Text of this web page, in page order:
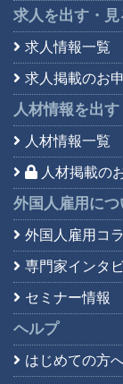
求人を出す・見
求人情報一覧
求人掲載のお
人材情報を出
人材情報一覧
人材掲載の
外国人雇用につ
外国人雇用コ
専門家インタ
セミナー情報
ヘルプ
はじめての方